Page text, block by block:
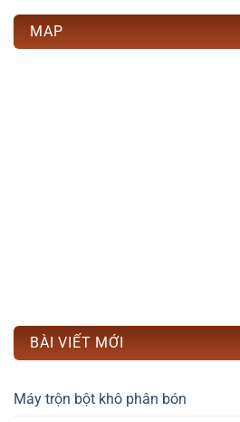
MAP
BÀI VIẾT MỚI
Máy trộn bột khô phân bón